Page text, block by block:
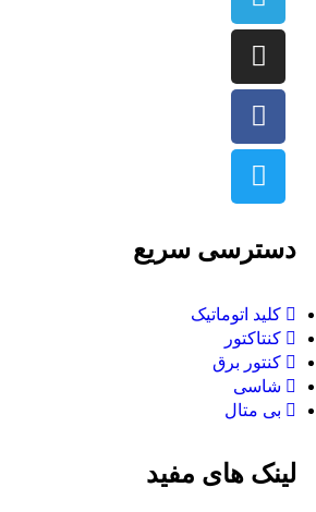
دسترسی سریع
کلید اتوماتیک
کنتاکتور
کنتور برق
شاسی
بی متال
لینک های مفید